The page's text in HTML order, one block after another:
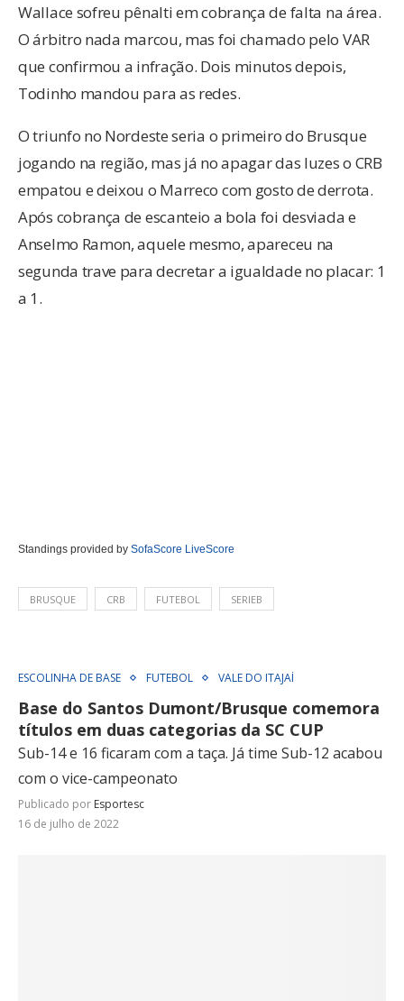
Wallace sofreu pênalti em cobrança de falta na área.
O árbitro nada marcou, mas foi chamado pelo VAR
que confirmou a infração. Dois minutos depois,
Todinho mandou para as redes.
O triunfo no Nordeste seria o primeiro do Brusque
jogando na região, mas já no apagar das luzes o CRB
empatou e deixou o Marreco com gosto de derrota.
Após cobrança de escanteio a bola foi desviada e
Anselmo Ramon, aquele mesmo, apareceu na
segunda trave para decretar a igualdade no placar: 1
a 1.
Standings provided by SofaScore LiveScore
BRUSQUE CRB FUTEBOL SERIEB
ESCOLINHA DE BASE FUTEBOL VALE DO ITAJAÍ
Base do Santos Dumont/Brusque comemora
títulos em duas categorias da SC CUP
Sub-14 e 16 ficaram com a taça. Já time Sub-12 acabou
com o vice-campeonato
Publicado por Esportesc
16 de julho de 2022